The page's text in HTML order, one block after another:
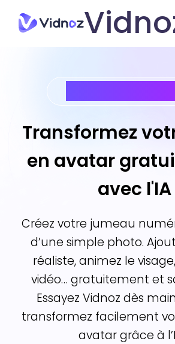
Transformez
en avatar
avec l'IA
Créez votre jumeau
d’une simple photo.
réaliste, animez le
vidéo… gratuitement et
Essayez Vidnoz dès
transformez facilement
avatar grâce à